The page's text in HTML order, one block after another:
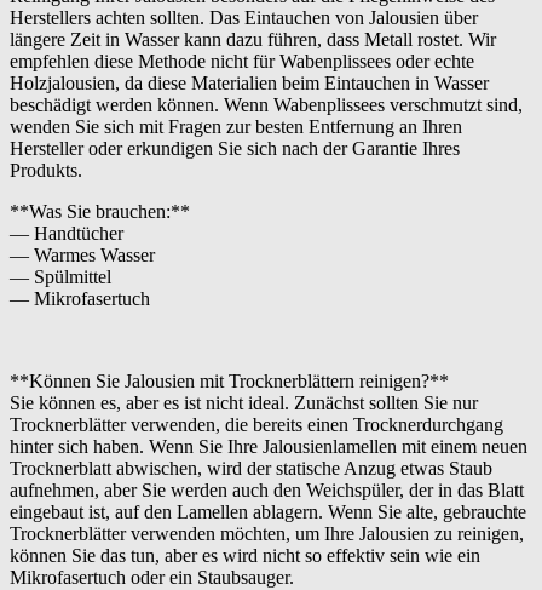
Herstellers achten sollten. Das Eintauchen von Jalousien über
längere Zeit in Wasser kann dazu führen, dass Metall rostet. Wir
empfehlen diese Methode nicht für Wabenplissees oder echte
Holzjalousien, da diese Materialien beim Eintauchen in Wasser
beschädigt werden können. Wenn Wabenplissees verschmutzt sind,
wenden Sie sich mit Fragen zur besten Entfernung an Ihren
Hersteller oder erkundigen Sie sich nach der Garantie Ihres
Produkts.
**Was Sie brauchen:**
— Handtücher
— Warmes Wasser
— Spülmittel
— Mikrofasertuch
**Können Sie Jalousien mit Trocknerblättern reinigen?**
Sie können es, aber es ist nicht ideal. Zunächst sollten Sie nur
Trocknerblätter verwenden, die bereits einen Trocknerdurchgang
hinter sich haben. Wenn Sie Ihre Jalousienlamellen mit einem neuen
Trocknerblatt abwischen, wird der statische Anzug etwas Staub
aufnehmen, aber Sie werden auch den Weichspüler, der in das Blatt
eingebaut ist, auf den Lamellen ablagern. Wenn Sie alte, gebrauchte
Trocknerblätter verwenden möchten, um Ihre Jalousien zu reinigen,
können Sie das tun, aber es wird nicht so effektiv sein wie ein
Mikrofasertuch oder ein Staubsauger.